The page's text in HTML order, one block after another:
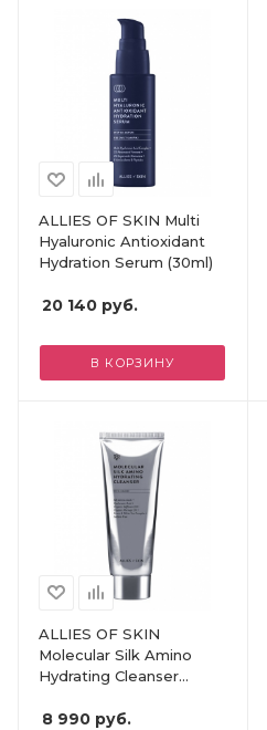
ALLIES OF SKIN Multi
Hyaluronic Antioxidant
Hydration Serum (30ml)
20 140 руб.
В КОРЗИНУ
ALLIES OF SKIN
Molecular Silk Amino
Hydrating Cleanser
8 990 руб.